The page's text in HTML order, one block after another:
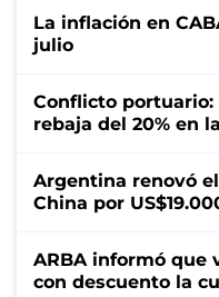
La inflación en
julio
Conflicto portuario:
rebaja del 20% en
Argentina renovó
China por
ARBA informó que
con descuento la